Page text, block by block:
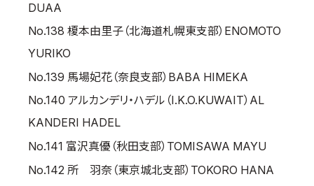
DUAA
No.138 榎本由里子（北海道札幌東支部）ENOMOTO
YURIKO
No.139 馬場妃花（奈良支部）BABA HIMEKA
No.140 アルカンデリ・ハデル（I.K.O.KUWAIT）AL
KANDERI HADEL
No.141 富沢真優（秋田支部）TOMISAWA MAYU
No.142 所 羽奈（東京城北支部）TOKORO HANA